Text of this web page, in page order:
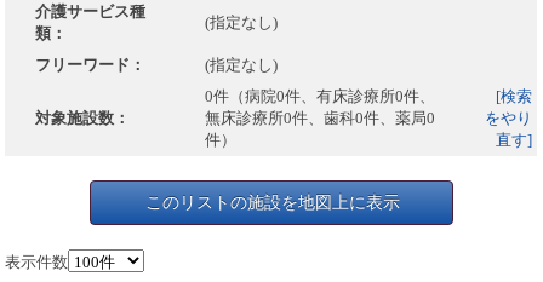
介護サービス種
類：
(指定なし)
フリーワード： (指定なし)
対象施設数：
0件（病院0件、有床診療所0件、
無床診療所0件、歯科0件、薬局0
件）
[検索
をやり
直す]
このリストの施設を地図上に表示
表示件数